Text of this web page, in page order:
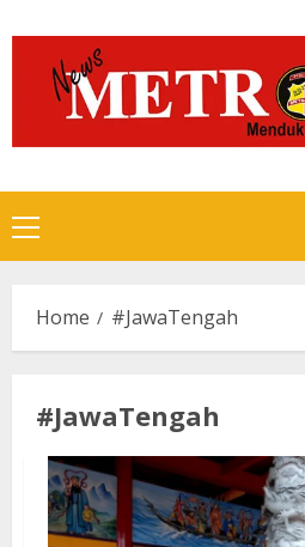
to
content
Primary
Menu
Home #JawaTengah
#JawaTengah